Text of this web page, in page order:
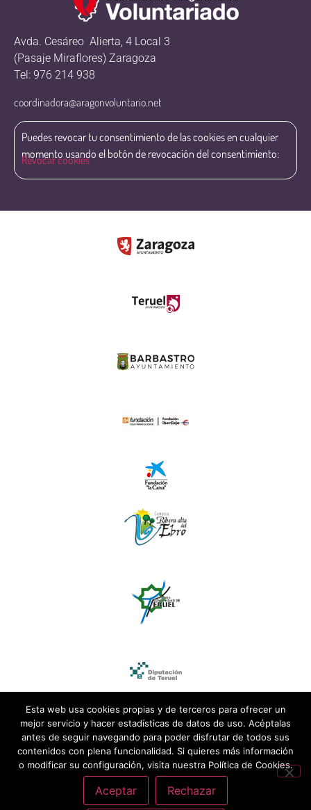
Avda. Cesáreo Alierta, 4 Local 3
(Pasaje Miraflores) Zaragoza
Tel: 976 214 938
coordinadora@aragonvoluntario.net
Puedes revocar tu consentimiento de las cookies en cualquier
momento usando el botón de revocación del consentimiento:
Revocar cookies
Esta web usa cookies propias y de terceros para ofrecer un
mejor servicio y hacer estadísticas de datos de uso. Acéptalas
antes de seguir navegando para poder disfrutar de todos sus
contenidos con plena funcionalidad. Si quieres más información
o modificar su configuración, visita nuestra Política de Cookies.
Aceptar Rechazar